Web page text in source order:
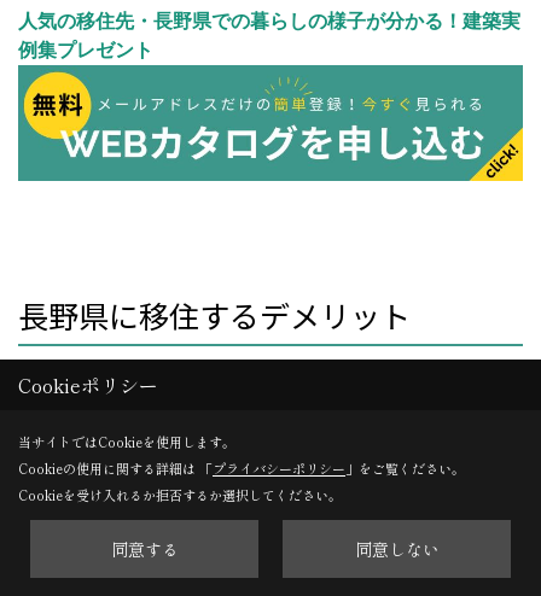
人気の移住先・長野県での暮らしの様子が分かる！建築実
例集プレゼント
長野県に移住するデメリット
長野県ならではのメリットの反面、雪国や内陸県だからこ
都会から移住をされる方にとっては、それまでの生活のス
タイルや必要経費も大きく変わるため、次のポイントをあ
らかじめ把握しておきましょう。
Cookieポリシー
当サイトではCookieを使用します。
Cookieの使用に関する詳細は 「プライバシーポリシー 」をご覧ください。
Cookieを受け入れるか拒否するか選択してください。
同意する 同意しない